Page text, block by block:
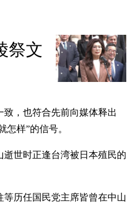
祭文
，也符合先前向媒体释出
怎样”的信号。
世时正逢台湾被日本殖民的
历任国民党主席皆曾在中山